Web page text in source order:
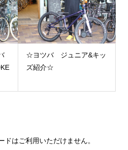
☆ヨツバ ジュニア&キッ
ズ紹介☆
ドはご利用いただけません。